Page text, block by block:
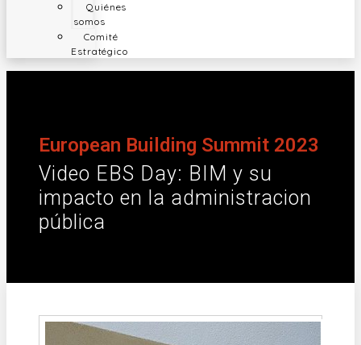
Quiénes
somos
Comité
Estratégico
European Building Summit 2023
Video EBS Day: BIM y su
impacto en la administracion
pública